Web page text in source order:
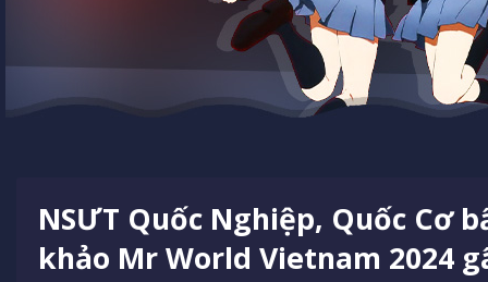
NSƯT Quốc Nghiệp, Quốc Cơ
khảo Mr World Vietnam 2024